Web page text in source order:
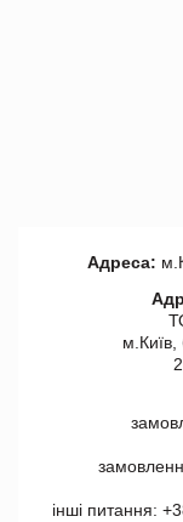
Адреса:
інші питання: